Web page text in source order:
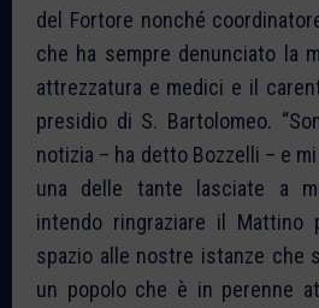
del Fortore nonché
che ha sempre denunciato la
attrezzatura e medici e il
presidio di S. Bartolomeo.
notizia – ha detto Bozzelli – e
una delle tante lasciate a
intendo ringraziare il Mattino
spazio alle nostre istanze che
un popolo che è in perenne